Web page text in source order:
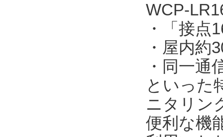
WCP-
・「接点
・屋内約
・同一通
といった
ニタリン
便利な機